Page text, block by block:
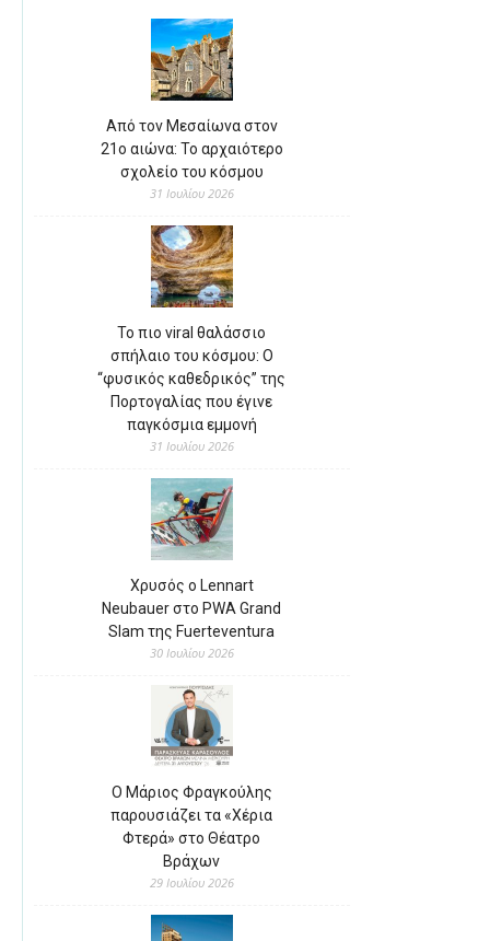
Από τον Μεσαίωνα στον
21ο αιώνα: Το αρχαιότερο
σχολείο του κόσμου
31 Ιουλίου 2026
Το πιο viral θαλάσσιο
σπήλαιο του κόσμου: Ο
“φυσικός καθεδρικός” της
Πορτογαλίας που έγινε
παγκόσμια εμμονή
31 Ιουλίου 2026
Χρυσός ο Lennart
Neubauer στο PWA Grand
Slam της Fuerteventura
30 Ιουλίου 2026
Ο Μάριος Φραγκούλης
παρουσιάζει τα «Χέρια
Φτερά» στο Θέατρο
Βράχων
29 Ιουλίου 2026